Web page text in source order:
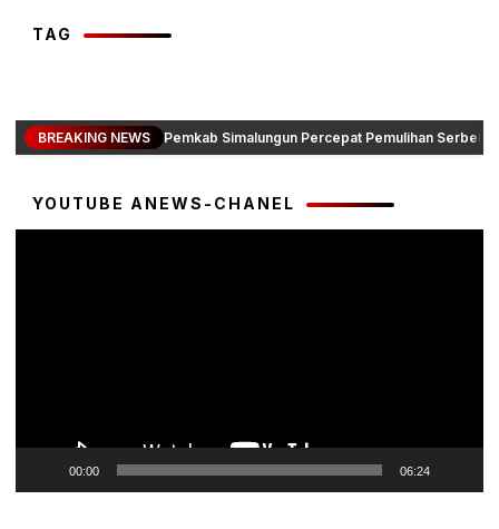
TAG
BREAKING NEWS Pemkab Simalungun Percepat Pemulihan
YOUTUBE ANEWS-CHANEL
00:00 06:24